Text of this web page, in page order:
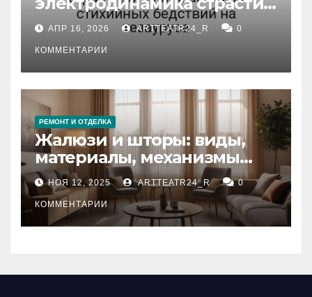
влияние анализа
стихийных бедствий на
тезауруса
АПР 16, 2026 ARTTEATR24_R 0
КОММЕНТАРИИ
РЕМОНТ И ОТДЕЛКА
Жалюзи и шторы: виды,
материалы, механизмы
управления и уход
НОЯ 12, 2025 ARTTEATR24_R 0
КОММЕНТАРИИ